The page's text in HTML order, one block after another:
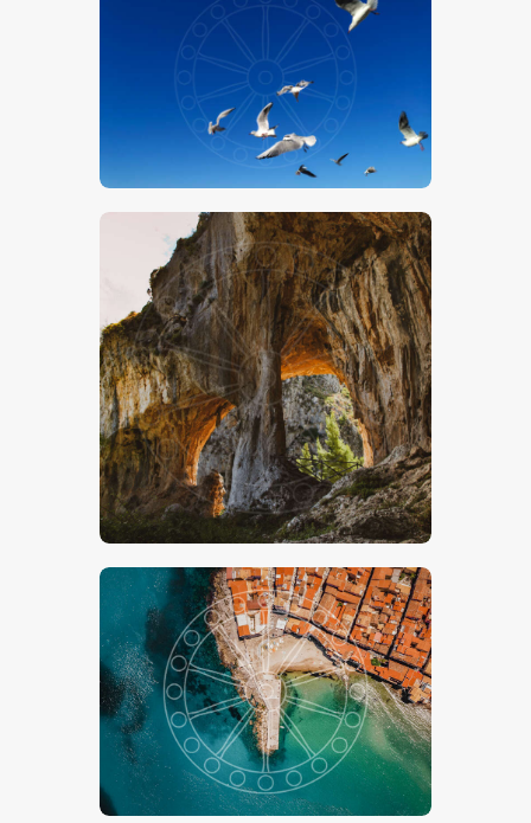
€ 15.00-€24 .00
€15.00-€24.00
€ 15.00